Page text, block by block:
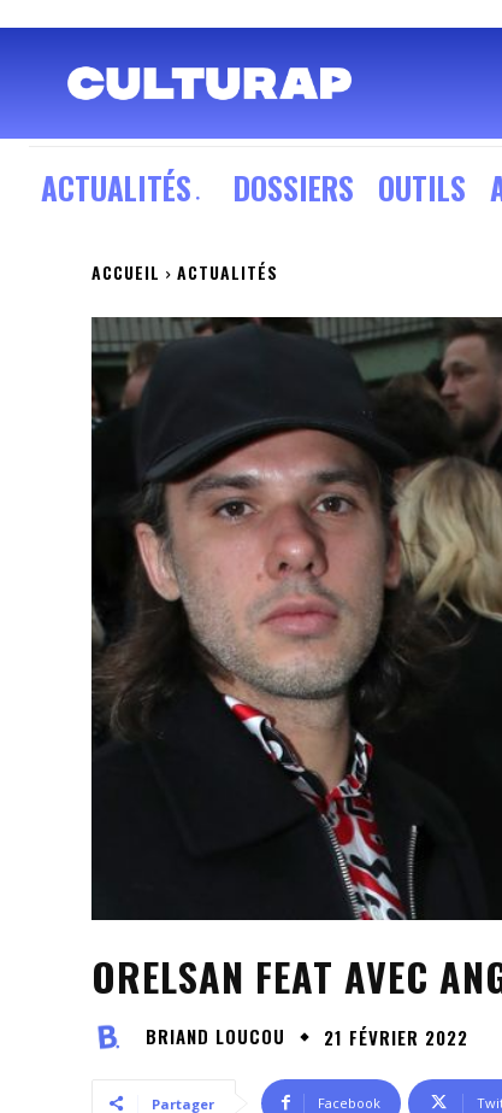
ACTUALITÉS DOSSIERS OUTILS
ACCUEIL ACTUALITÉS
ORELSAN FEAT AVEC
BRIAND LOUCOU 21 FÉVRIER 2022
Partager Facebook